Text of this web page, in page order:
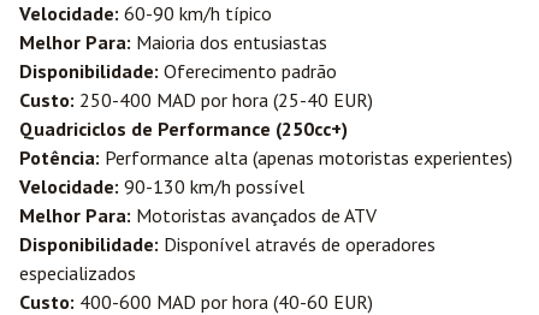
Velocidade: 60-90 km/h típico
Melhor Para: Maioria dos entusiastas
Disponibilidade: Oferecimento padrão
Custo: 250-400 MAD por hora (25-40 EUR)
Quadriciclos de Performance (250cc+)
Potência: Performance alta (apenas motoristas experientes)
Velocidade: 90-130 km/h possível
Melhor Para: Motoristas avançados de ATV
Disponibilidade: Disponível através de operadores
especializados
Custo: 400-600 MAD por hora (40-60 EUR)